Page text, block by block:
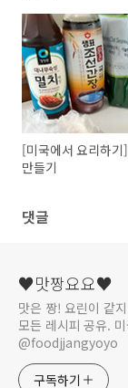
[미국에서 요리하기
만들기
댓글
♥맛짱요요♥
맛은 짱! 요린이 같
모든 레시피 공유.
@foodjjangyoyo
구독하기